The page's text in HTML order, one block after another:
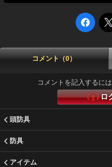
コメント（0）
コメントを記入するに
ロ
頭防具
防具
アイテム